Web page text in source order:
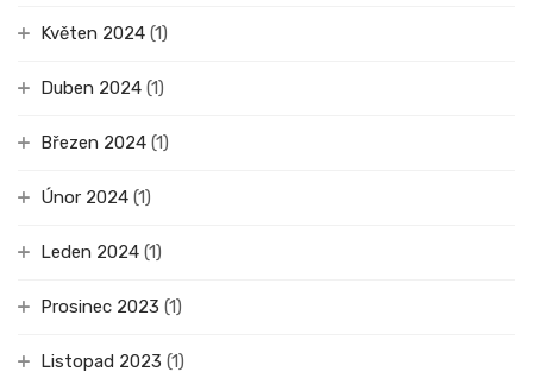
Květen 2024 (1)
Duben 2024 (1)
Březen 2024 (1)
Únor 2024 (1)
Leden 2024 (1)
Prosinec 2023 (1)
Listopad 2023 (1)